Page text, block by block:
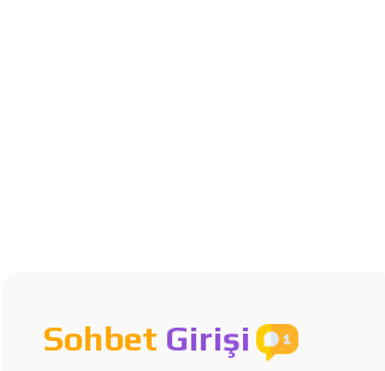
Sohbet Girişi